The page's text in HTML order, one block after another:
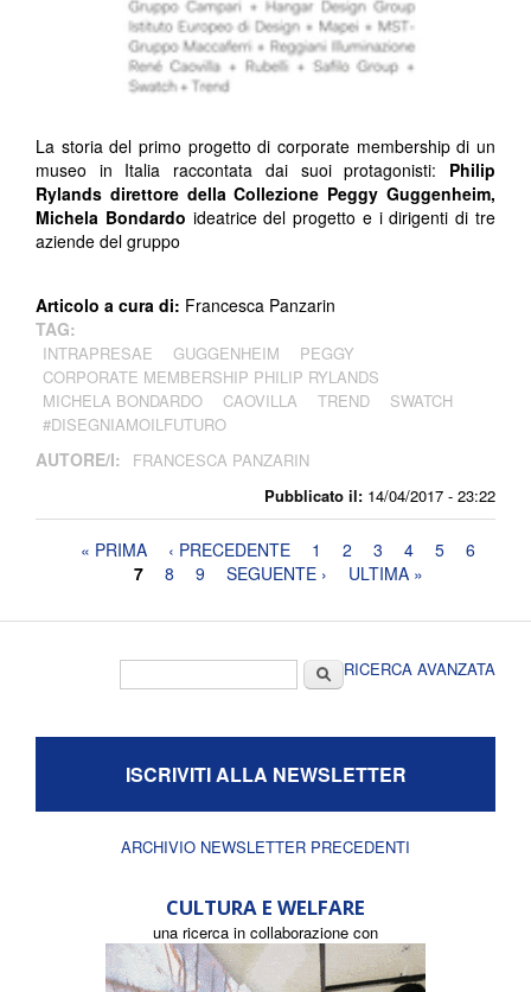
Pubblicato il: 14/04/2017 - 23:22
La storia del primo progetto di corporate membership di un
museo in Italia raccontata dai suoi protagonisti: Philip
Rylands direttore dellaCollezione Peggy Guggenheim,
Michela Bondardo ideatrice del progetto e i dirigenti di tre
aziende del gruppo
Articolo a cura di: Francesca Panzarin
TAG:
INTRAPRESAE GUGGENHEIM
PEGGY
CORPORATE MEMBERSHIP PHILIP RYLANDS
MICHELA BONDARDO
CAOVILLA TREND
SWATCH
#DISEGNIAMOILFUTURO
AUTORE/I: FRANCESCA PANZARIN
Pagine« PRIMA ‹ PRECEDENTE 1 2 3 4 5
6
7
8 9 SEGUENTE › ULTIMA »
CercaRICERCA AVANZATA
ISCRIVITI ALLA NEWSLETTER
ARCHIVIO NEWSLETTER PRECEDENTI
CULTURA E WELFARE
una ricerca in collaborazione con